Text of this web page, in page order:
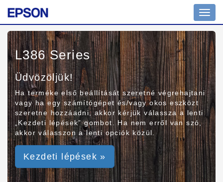
L386 Series
Üdvözöljük!
Ha terméke első beállítását szeretné végrehajtani
vagy ha egy számítógépet és/vagy okos eszközt
szeretne hozzáadni, akkor kérjük válassza a lenti
„Kezdeti lépések” gombot. Ha nem erről van szó,
akkor válasszon a lenti opciók közül.
Kezdeti lépések »